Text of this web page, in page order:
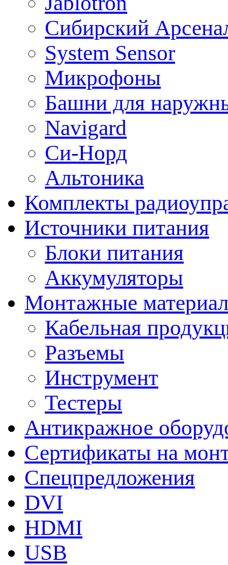
Сибирский
System Sensor
Микрофоны
Башни для
Navigard
Си-Норд
Альтоника
Комплекты
Источники питания
Блоки питания
Аккумуляторы
Монтажные
Кабельная
Разъемы
Инструмент
Тестеры
Антикражное
Сертификаты на
Спецпредложения
DVI
HDMI
USB